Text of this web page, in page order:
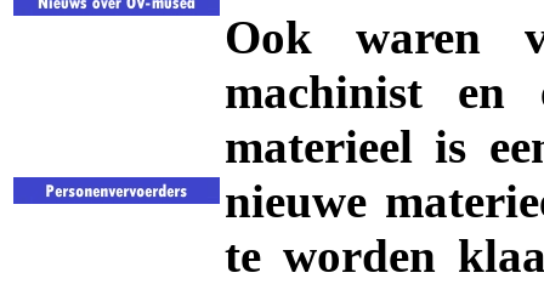
Ook waren
machinist en
materieel is
nieuwe
te worden